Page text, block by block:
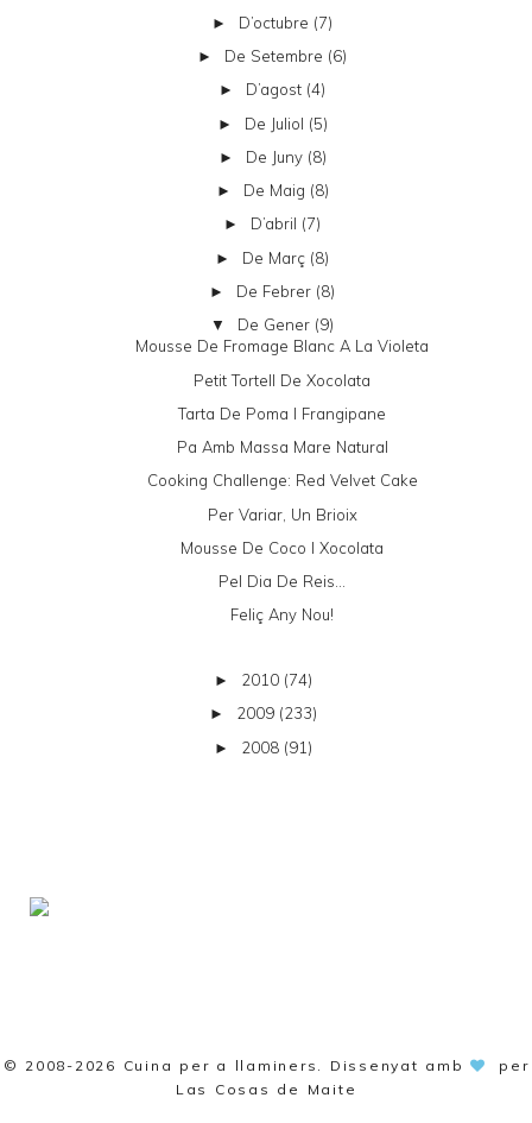
► D’octubre (7)
► De Setembre (6)
► D’agost (4)
► De Juliol (5)
► De Juny (8)
► De Maig (8)
► D’abril (7)
► De Març (8)
► De Febrer (8)
▼ De Gener (9)
Mousse De Fromage Blanc A La Violeta
Petit Tortell De Xocolata
Tarta De Poma I Frangipane
Pa Amb Massa Mare Natural
Cooking Challenge: Red Velvet Cake
Per Variar, Un Brioix
Mousse De Coco I Xocolata
Pel Dia De Reis...
Feliç Any Nou!
► 2010 (74)
► 2009 (233)
► 2008 (91)
© 2008-2026 Cuina per a llaminers . Dissenyat amb
per
Las Cosas de Maite